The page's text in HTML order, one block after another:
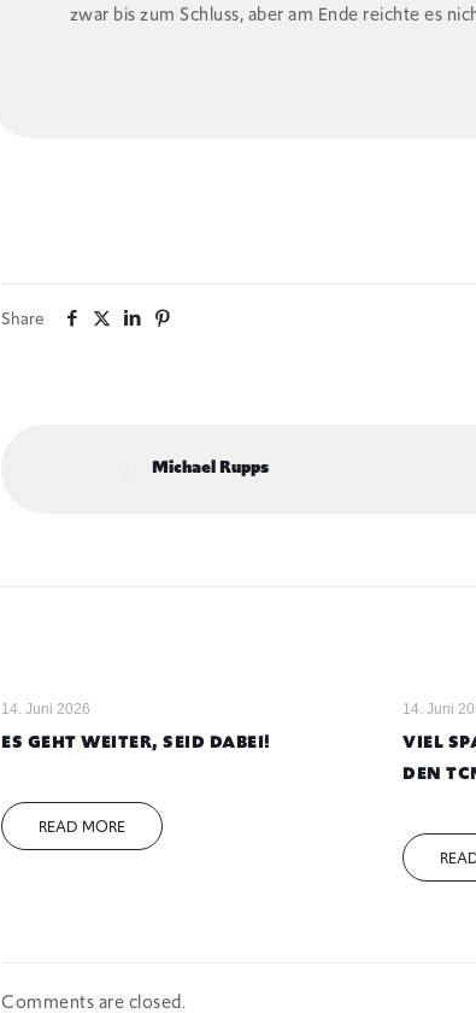
zwar bis zum Schluss, aber am Ende reichte es
Share
Michael Rupps
14. Juni 2026
ES GEHT WEITER, SEID DABEI!
READ MORE
14. Juni
VIEL
N TCN
Comments are closed.